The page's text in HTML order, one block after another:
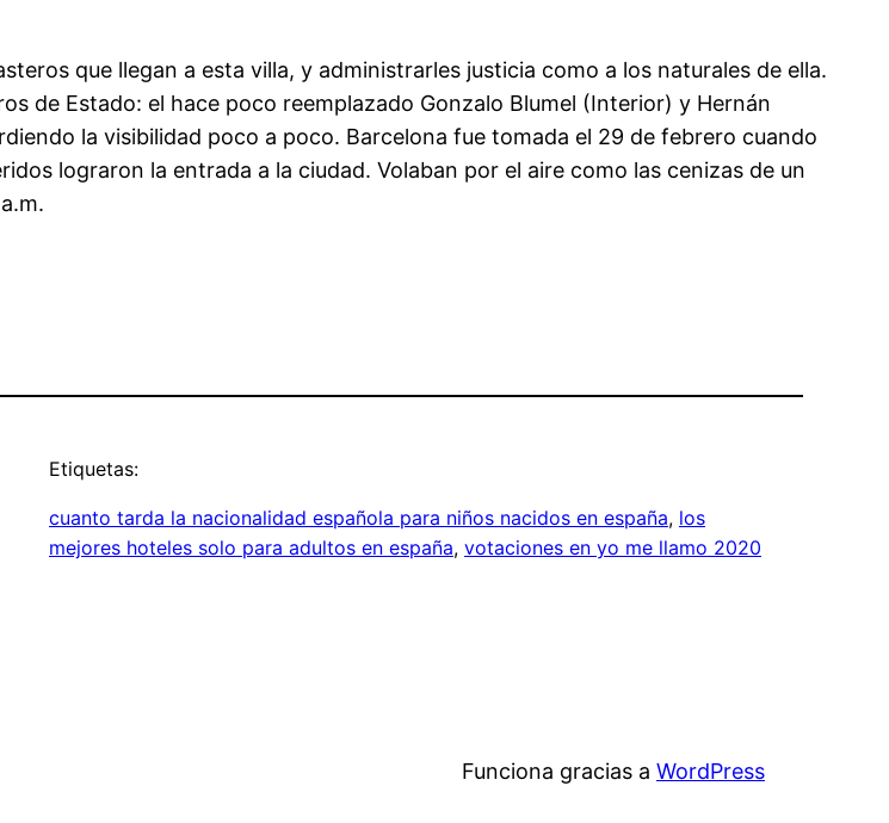
que llegan a esta villa, y administrarles justicia como a los naturales de ella.
de Estado: el hace poco reemplazado Gonzalo Blumel (Interior) y Hernán
la visibilidad poco a poco. Barcelona fue tomada el 29 de febrero cuando
lograron la entrada a la ciudad. Volaban por el aire como las cenizas de un
Etiquetas:
cuanto tarda la nacionalidad española para niños nacidos en españa, los
mejores hoteles solo para adultos en españa, votaciones en yo me llamo 2020
Funciona gracias a WordPress